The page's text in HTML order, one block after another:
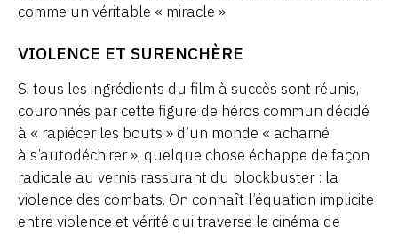
comme un véritable « miracle ».
VIOLENCE ET SURENCHÈRE
Si tous les ingrédients du film à succès sont réunis,
couronnés par cette figure de héros commun décidé
à « rapiécer les bouts » d’un monde « acharné
à s’autodéchirer », quelque chose échappe de façon
radicale au vernis rassurant du blockbuster : la
violence des combats. On connaît l’équation implicite
entre violence et vérité qui traverse le cinéma de